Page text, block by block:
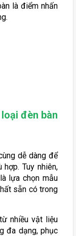
là điểm nhấn
đèn bàn
dễ dàng để
Tuy nhiên,
lựa chọn mẫu
sẵn có trong
nhiều vật liệu
đa dạng, phục